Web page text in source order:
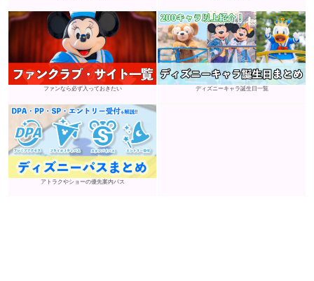
ファンなら必ず入っておきたい ディズニーキャラ誕生日一覧
アトラクやショーの優先案内パス